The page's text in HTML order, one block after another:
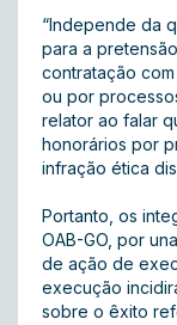
“Independe da
para a
contratação
ou por
relator ao falar
honorários por
infração ética
Portanto, os
OAB-GO, por
de ação de
execução
sobre o êxito